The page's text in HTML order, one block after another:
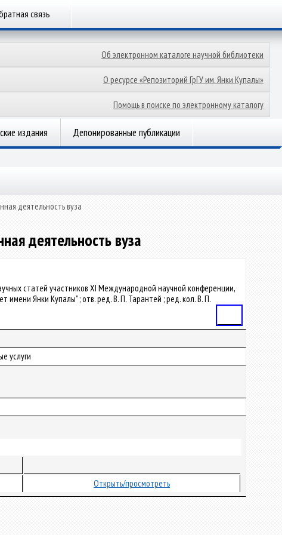
связь
Об электронном каталоге научной библиотеки
О ресурсе «Репозиторий ГрГУ им. Янки Купалы»
Помощь в поиске по электронному каталогу
издания Депонированные публикации
деятельность вуза
деятельность вуза
статей участников ХI Международной научной конференции,
имени Янки Купалы" ; отв. ред. В. П. Тарантей ; ред. кол. В. П.
услуги
Открыть/просмотреть